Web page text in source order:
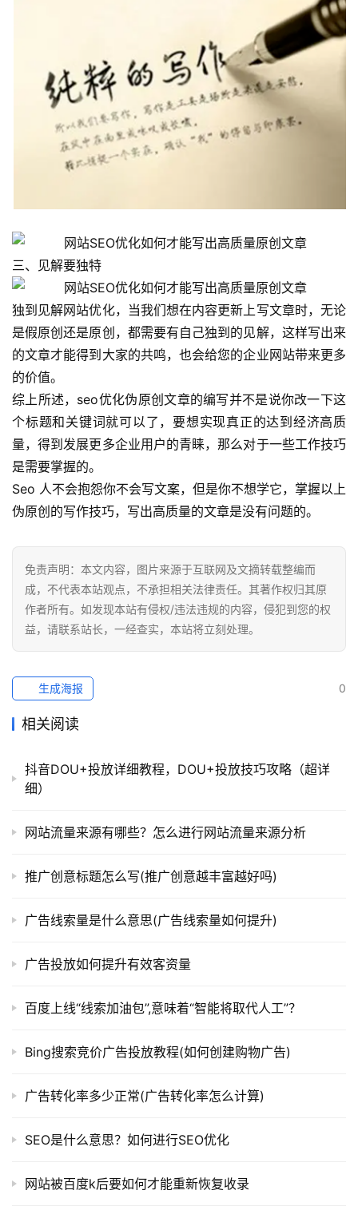
跨
境
导
三、见解要独特
独到见解网站优化，当我们想在内容更新上写文章时，无论
是假原创还是原创，都需要有自己独到的见解，这样写出来
的文章才能得到大家的共鸣，也会给您的企业网站带来更多
的价值。
综上所述，seo优化伪原创文章的编写并不是说你改一下这
个标题和关键词就可以了，要想实现真正的达到经济高质
量，得到发展更多企业用户的青睐，那么对于一些工作技巧
是需要掌握的。
Seo 人不会抱怨你不会写文案，但是你不想学它，掌握以上
伪原创的写作技巧，写出高质量的文章是没有问题的。
免责声明：本文内容，图片来源于互联网及文摘转载整编而
成，不代表本站观点，不承担相关法律责任。其著作权归其原
作者所有。如发现本站有侵权/违法违规的内容，侵犯到您的权
益，请联系站长，一经查实，本站将立刻处理。
0
生成海报
相关阅读
抖音DOU+投放详细教程，DOU+投放技巧攻略（超详
细）
网站流量来源有哪些？怎么进行网站流量来源分析
推广创意标题怎么写(推广创意越丰富越好吗)
广告线索量是什么意思(广告线索量如何提升)
广告投放如何提升有效客资量
百度上线“线索加油包”,意味着“智能将取代人工”？
Bing搜索竞价广告投放教程(如何创建购物广告)
广告转化率多少正常(广告转化率怎么计算)
SEO是什么意思？如何进行SEO优化
网站被百度k后要如何才能重新恢复收录